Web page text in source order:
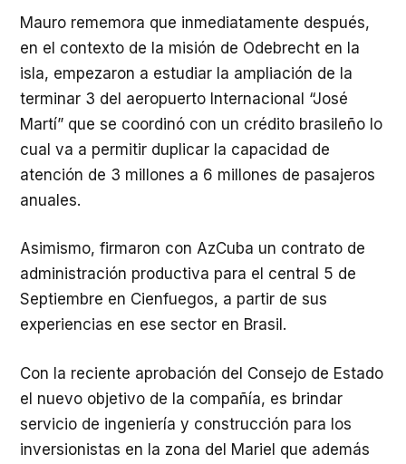
Mauro rememora que inmediatamente después,
en el contexto de la misión de Odebrecht en la
isla, empezaron a estudiar la ampliación de la
terminar 3 del aeropuerto Internacional “José
Martí” que se coordinó con un crédito brasileño lo
cual va a permitir duplicar la capacidad de
atención de 3 millones a 6 millones de pasajeros
anuales.
Asimismo, firmaron con AzCuba un contrato de
administración productiva para el central 5 de
Septiembre en Cienfuegos, a partir de sus
experiencias en ese sector en Brasil.
Con la reciente aprobación del Consejo de Estado
el nuevo objetivo de la compañía, es brindar
servicio de ingeniería y construcción para los
inversionistas en la zona del Mariel que además